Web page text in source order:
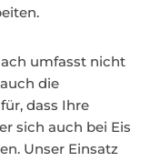
umfasst nicht
die
dass Ihre
sich auch bei Eis
Unser Einsatz